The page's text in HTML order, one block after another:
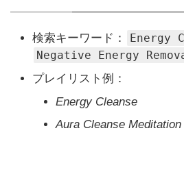
検索キーワード： Energy
Negative Energy
プレイリスト例：
Energy Cleanse
Aura Cleanse Meditation